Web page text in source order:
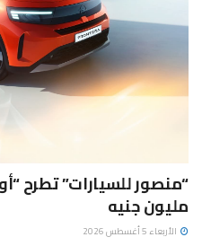
مليون جنيه
الأربعاء 5 أغسطس 2026